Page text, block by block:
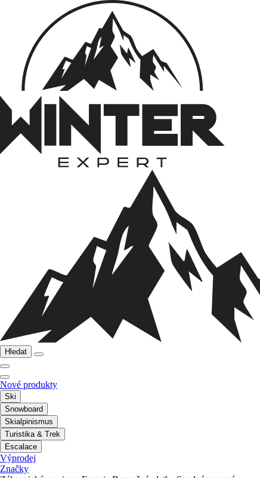
Hledat
Nové produkty
Ski
Snowboard
Skialpinismus
Turistika & Trek
Escalace
Výprodej
Značky